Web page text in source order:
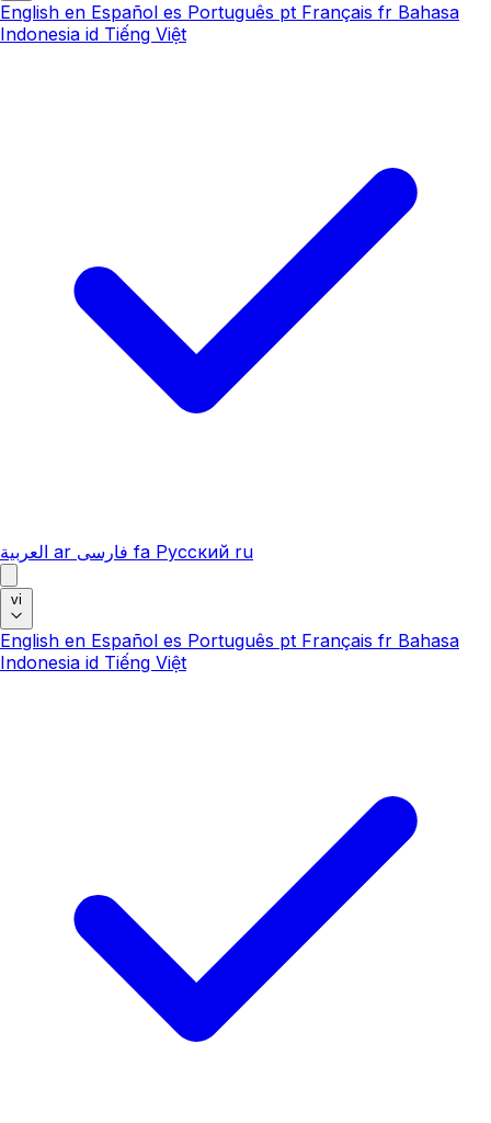
English en Español es Português pt Français fr Bahasa
Indonesia id Tiếng Việt
العربية ar فارسی fa Русский ru
vi
English en Español es Português pt Français fr Bahasa
Indonesia id Tiếng Việt